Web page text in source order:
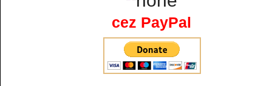
cez PayPal